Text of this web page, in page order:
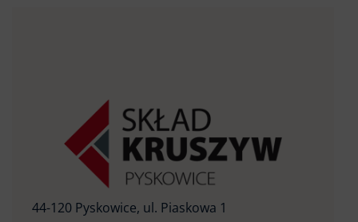
44-120 Pyskowice, ul. Piaskowa 1